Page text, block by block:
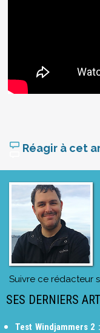
Réagir à cet
Suivre ce rédacteur
SES DERNIERS
Test Windjammers